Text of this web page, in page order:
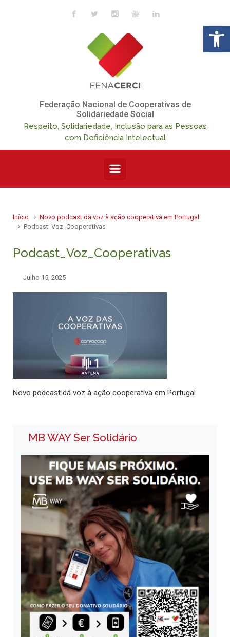
Skip to main content
Federação Nacional de Cooperativas de
Solidariedade Social
Respeito, Solidariedade, Inclusão para as Pessoas
com Deficiência Intelectual
Início
Novo podcast dá voz à ação cooperativa em Portugal
Podcast_Voz_Cooperativas
Podcast_Voz_Cooperativas
Julho 15, 2025
Novo podcast dá voz à ação cooperativa em Portugal
MB WAY Ser Solidário